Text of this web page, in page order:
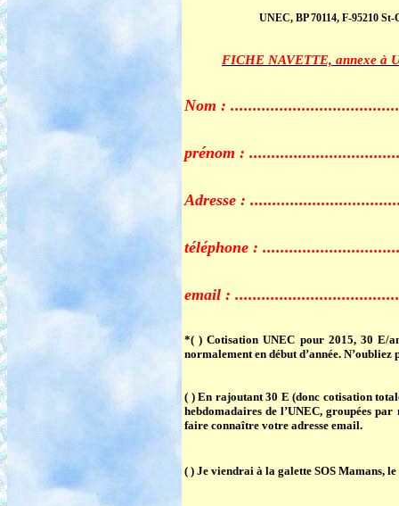
UNEC, BP 70114, F-95210
FICHE NAVETTE, annexe à
Nom :
prénom :
Adresse :
téléphone :
email :
*( )Cotisation UNEC pour 2015, 30 E/
normalement en début d’année.
( )En rajoutant 30 E (donc cotisation
hebdomadaires de l’UNEC, groupées
faire connaître votre adresse email.
( ) Je viendrai à la galette SOS Mamans, le